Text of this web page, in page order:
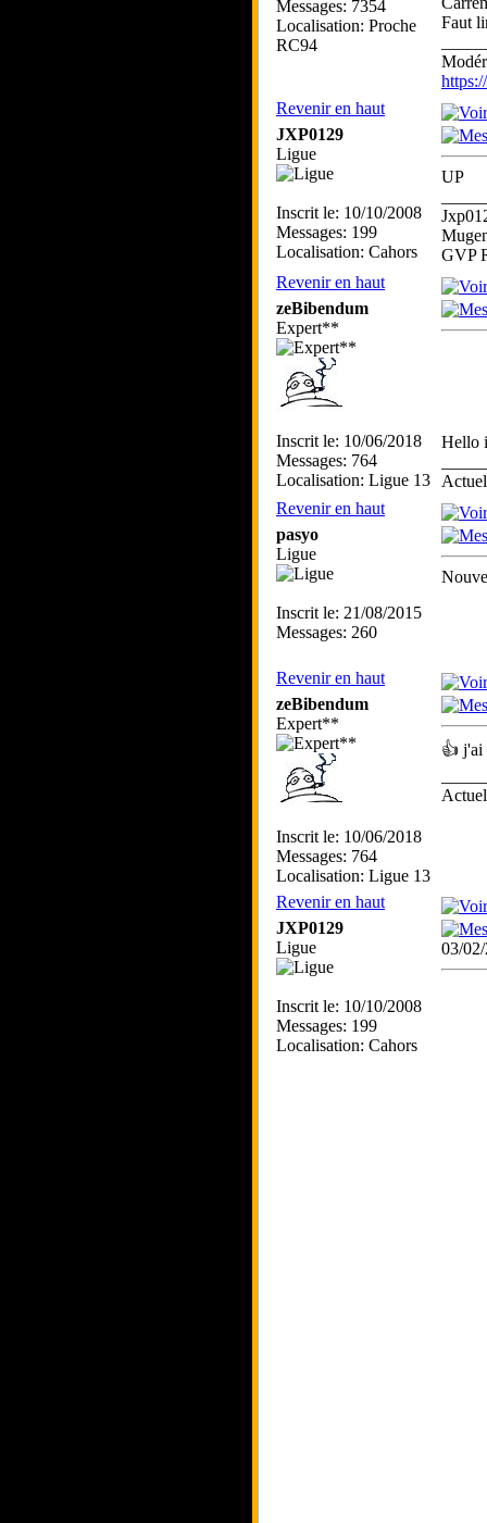
Messages: 7354
Localisation: Proche
RC94
Faut
Revenir en haut
JXP0129
Ligue
Inscrit le: 10/10/2008
Messages: 199
Localisation: Cahors
UP
GVP
Revenir en haut
zeBibendum
Expert**
Inscrit le: 10/06/2018
Messages: 764
Localisation: Ligue 13
Hello
Revenir en haut
pasyo
Ligue
Inscrit le: 21/08/2015
Messages: 260
Revenir en haut
zeBibendum
Expert**
Inscrit le: 10/06/2018
Messages: 764
Localisation: Ligue 13
👍 j'ai
Revenir en haut
JXP0129
Ligue
Inscrit le: 10/10/2008
Messages: 199
Localisation: Cahors
03/